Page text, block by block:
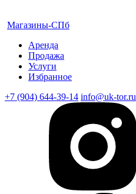
Магазины-СПб
Аренда
Продажа
Услуги
Избранное
+7 (904) 644-39-14 info@uk-tor.ru